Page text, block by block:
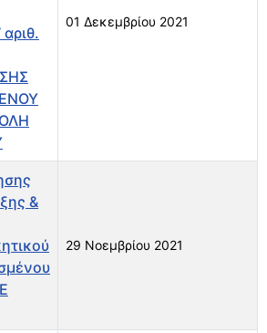
01 Δεκεμβρίου 2021
&
29 Νοεμβρίου 2021